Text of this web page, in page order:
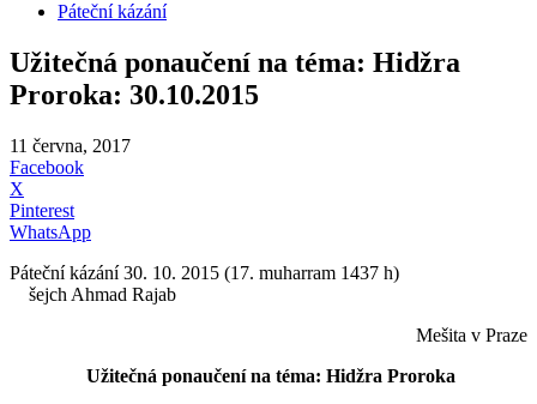
Páteční kázání
Užitečná ponaučení na téma: Hidžra
Proroka: 30.10.2015
11 června, 2017
Facebook
X
Pinterest
WhatsApp
Páteční kázání 30. 10. 2015 (17. muharram 1437 h)
šejch Ahmad Rajab
Mešita v Praze
Užitečná ponaučení na téma: Hidžra Proroka